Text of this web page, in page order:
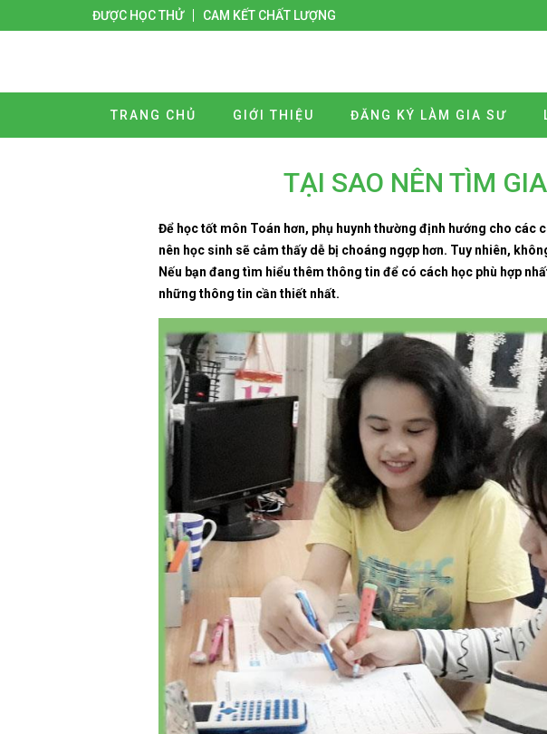
ĐƯỢC HỌC THỬ CAM KẾT CHẤT LƯỢNG
TRANG CHỦ GIỚI THIỆU ĐĂNG KÝ LÀM GIA SƯ
TẠI SAO NÊN TÌM
Để học tốt môn Toán hơn, phụ huynh thường định hướng cho
nên học sinh sẽ cảm thấy dễ bị choáng ngợp hơn. Tuy nhiên,
Nếu bạn đang tìm hiểu thêm thông tin để có cách học phù hợp
những thông tin cần thiết nhất.